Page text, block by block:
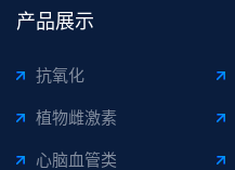
产品展示
抗氧化
植物雌激素
心脑血管类